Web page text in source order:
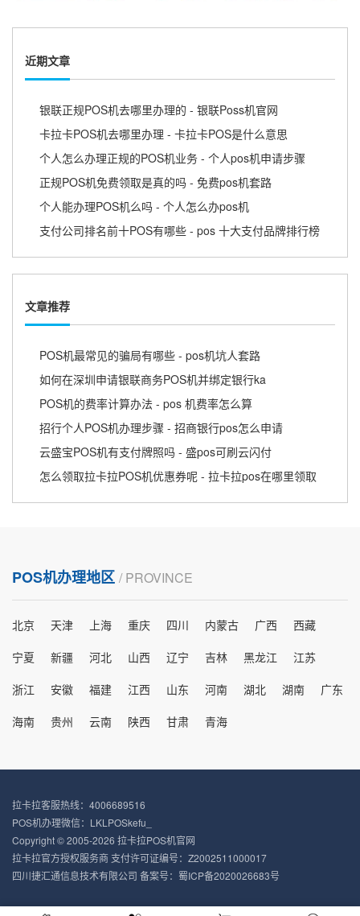
近期文章
银联正规POS机去哪里办理的 - 银联Poss机官网
卡拉卡POS机去哪里办理 - 卡拉卡POS是什么意思
个人怎么办理正规的POS机业务 - 个人pos机申请步骤
正规POS机免费领取是真的吗 - 免费pos机套路
个人能办理POS机么吗 - 个人怎么办pos机
支付公司排名前十POS有哪些 - pos 十大支付品牌排行榜
文章推荐
POS机最常见的骗局有哪些 - pos机坑人套路
如何在深圳申请银联商务POS机并绑定银行ka
POS机的费率计算办法 - pos 机费率怎么算
招行个人POS机办理步骤 - 招商银行pos怎么申请
云盛宝POS机有支付牌照吗 - 盛pos可刷云闪付
怎么领取拉卡拉POS机优惠券呢 - 拉卡拉pos在哪里领取
POS机办理地区 / PROVINCE
北京 天津 上海 重庆 四川 内蒙古 广西
西藏
宁夏
新疆 河北 山西 辽宁 吉林 黑龙江
江苏
浙江
安徽 福建 江西 山东 河南 湖北 湖南
广东
海南
贵州 云南 陕西 甘肃 青海
拉卡拉客服热线：4006689516
POS机办理微信：LKLPOSkefu_
Copyright © 2005-2026 拉卡拉POS机官网
拉卡拉官方授权服务商 支付许可证编号：Z2002511000017
四川捷汇通信息技术有限公司 备案号： 蜀ICP备2020026683号